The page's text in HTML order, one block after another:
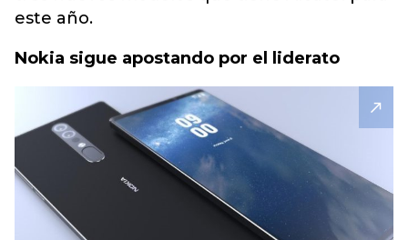
este año.
Nokia sigue apostando por el liderato